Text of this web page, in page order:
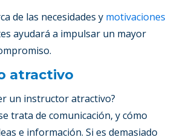
de las necesidades y motivaciones
ayudará a impulsar un mayor
atractivo
un instructor atractivo?
trata de comunicación, y cómo
e información. Si es demasiado